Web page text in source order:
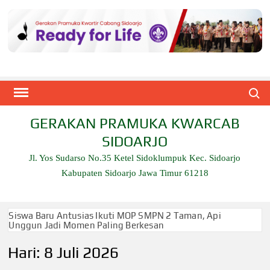
content
GERAKAN PRAMUKA KWARCAB
SIDOARJO
Jl. Yos Sudarso No.35 Ketel Sidoklumpuk Kec. Sidoarjo
Kabupaten Sidoarjo Jawa Timur 61218
Siswa Baru Antusias Ikuti MOP SMPN 2 Taman, Api
Unggun Jadi Momen Paling Berkesan
Berjalan 2 Kilometer hingga Taklukkan Beragam Ujian,
Hari: 8 Juli 2026